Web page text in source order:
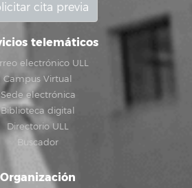
cita previa
telemáticos
electrónico ULL
Campus Virtual
Sede electrónica
Biblioteca digital
Directorio ULL
Buscador
Organización